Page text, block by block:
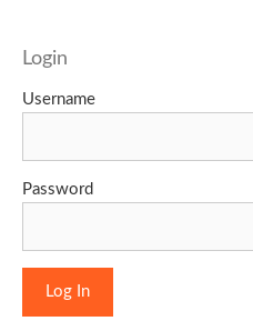
Login
Username
Password